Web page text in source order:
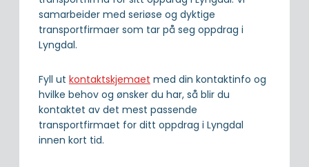
samarbeider med seriøse og dyktige
transportfirmaer som tar på seg oppdrag i
Lyngdal.
Fyll ut kontaktskjemaet med din kontaktinfo og
hvilke behov og ønsker du har, så blir du
kontaktet av det mest passende
transportfirmaet for ditt oppdrag i Lyngdal
innen kort tid.